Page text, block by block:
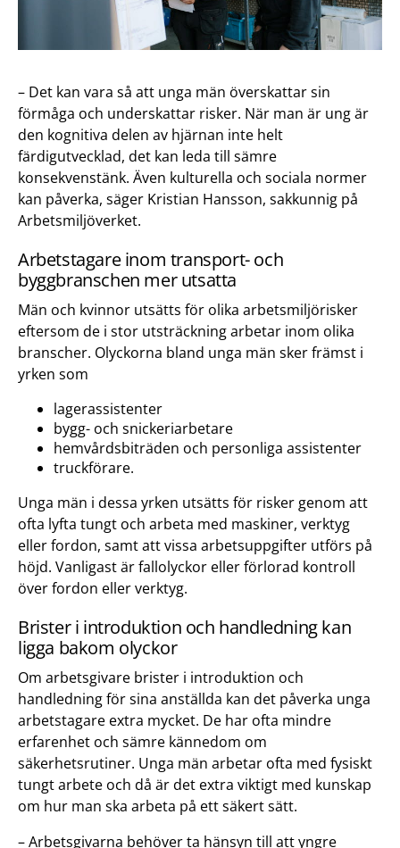
– Det kan vara så att unga män överskattar sin
förmåga och underskattar risker. När man är ung är
den kognitiva delen av hjärnan inte helt
färdigutvecklad, det kan leda till sämre
konsekvenstänk. Även kulturella och sociala normer
kan påverka, säger Kristian Hansson, sakkunnig på
Arbetsmiljöverket.
Arbetstagare inom transport- och
byggbranschen mer utsatta
Män och kvinnor utsätts för olika arbetsmiljörisker
eftersom de i stor utsträckning arbetar inom olika
branscher. Olyckorna bland unga män sker främst i
yrken som
lagerassistenter
bygg- och snickeriarbetare
hemvårdsbiträden och personliga assistenter
truckförare.
Unga män i dessa yrken utsätts för risker genom att
ofta lyfta tungt och arbeta med maskiner, verktyg
eller fordon, samt att vissa arbetsuppgifter utförs på
höjd. Vanligast är fallolyckor eller förlorad kontroll
över fordon eller verktyg.
Brister i introduktion och handledning kan
ligga bakom olyckor
Om arbetsgivare brister i introduktion och
handledning för sina anställda kan det påverka unga
arbetstagare extra mycket. De har ofta mindre
erfarenhet och sämre kännedom om
säkerhetsrutiner. Unga män arbetar ofta med fysiskt
tungt arbete och då är det extra viktigt med kunskap
om hur man ska arbeta på ett säkert sätt.
– Arbetsgivarna behöver ta hänsyn till att yngre